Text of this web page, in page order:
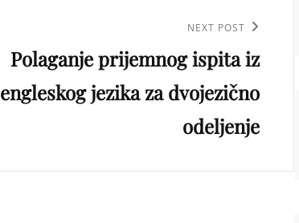
NEXT POST
Polaganje prijemnog ispita iz
engleskog jezika za dvojezično
odeljenje